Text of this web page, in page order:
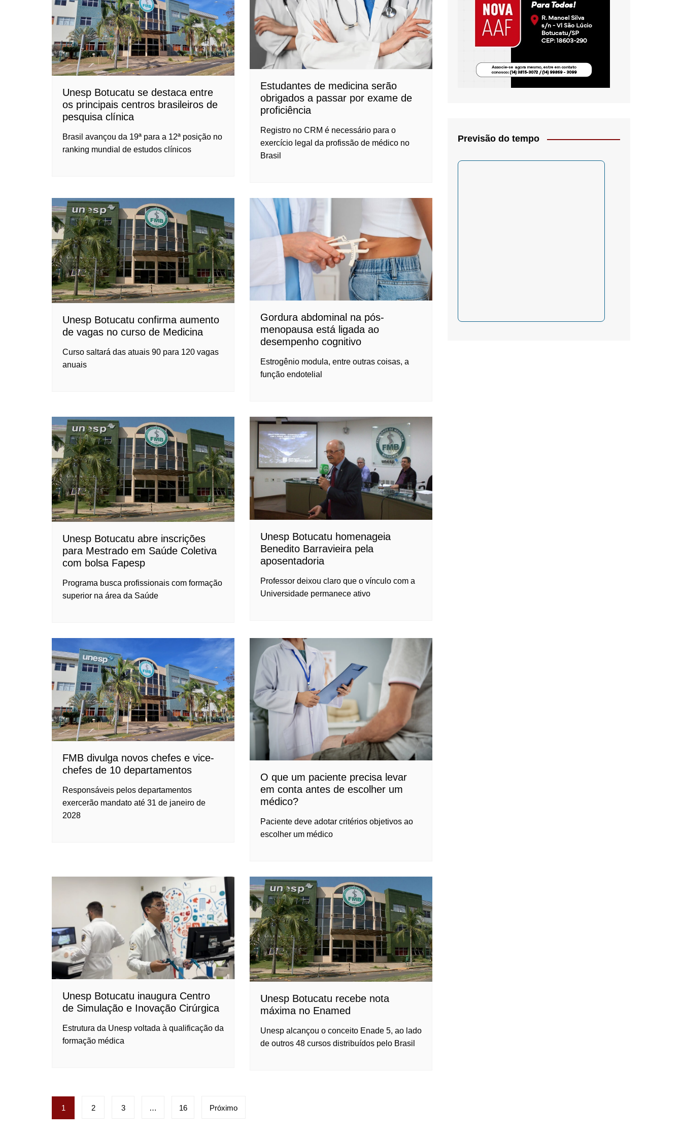
Oscar D’Ambrosio- Crítica
de cinema
Coluna Jurídica
Chico Villela
Daniel Carvalho
Unesp Botucatu se destaca entre
os principais centros brasileiros de
pesquisa clínica
Brasil avançou da 19ª para a 12ª posição no
ranking mundial de estudos clínicos
Estudantes de medicina serão
obrigados a passar por exame de
proficiência
Registro no CRM é necessário para o
exercício legal da profissão de médico no
Brasil
Unesp Botucatu confirma aumento
de vagas no curso de Medicina
Curso saltará das atuais 90 para 120 vagas
anuais
Gordura abdominal na pós-
menopausa está ligada ao
desempenho cognitivo
Estrogênio modula, entre outras coisas, a
função endotelial
Unesp Botucatu abre inscrições
para Mestrado em Saúde Coletiva
com bolsa Fapesp
Programa busca profissionais com formação
superior na área da Saúde
Unesp Botucatu homenageia
Benedito Barravieira pela
aposentadoria
Professor deixou claro que o vínculo com a
Universidade permanece ativo
FMB divulga novos chefes e vice-
chefes de 10 departamentos
Responsáveis pelos departamentos
exercerão mandato até 31 de janeiro de
2028
O que um paciente precisa levar
em conta antes de escolher um
médico?
Paciente deve adotar critérios objetivos ao
escolher um médico
Unesp Botucatu inaugura Centro
de Simulação e Inovação Cirúrgica
Estrutura da Unesp voltada à qualificação da
formação médica
Unesp Botucatu recebe nota
máxima no Enamed
Unesp alcançou o conceito Enade 5, ao lado
de outros 48 cursos distribuídos pelo Brasil
Paginação
de
1 2 3 … 16 Próximo
Previsão do tempo